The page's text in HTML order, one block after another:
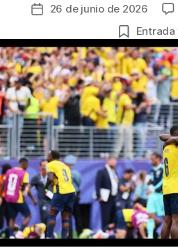
c
e
b
o
o
k
itt
er
Fecha
la
entrada
26 de junio de 2026
Entrada